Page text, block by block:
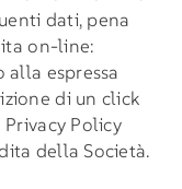
dati, pena
on-line:
alla espressa
di un click
Policy
della Società.